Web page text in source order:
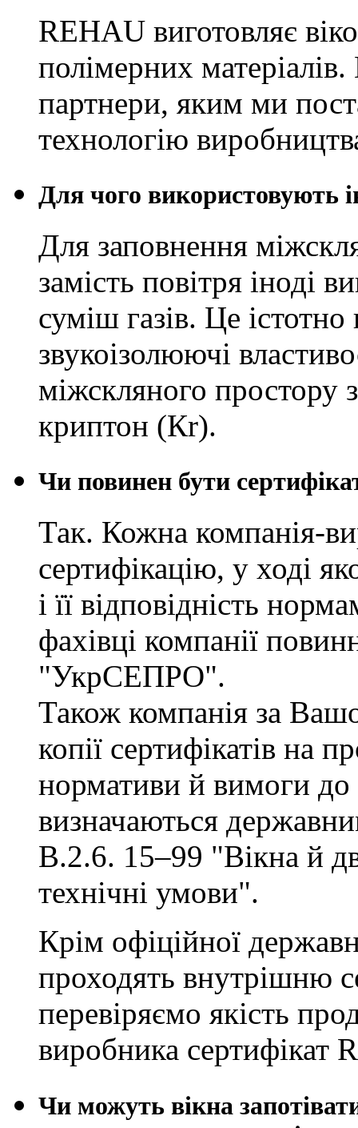
REHAU виготовляє
полімерних
партнери, яким ми
технологію
Для чого використовують
Для заповнення
замість повітря іноді
суміш газів. Це
звукоізолюючі
міжскляного простору
криптон (Кr).
Чи повинен бути
Так. Кожна компанія-
сертифікацію, у ході
і її відповідність
фахівці компанії
"УкрСЕПРО".
Також компанія за
копії сертифікатів на
нормативи й вимоги до
визначаються
В.2.6. 15–99 "Вікна й
технічні умови".
Крім офіційної
проходять внутрішню
перевіряємо якість
виробника сертифікат
Чи можуть вікна